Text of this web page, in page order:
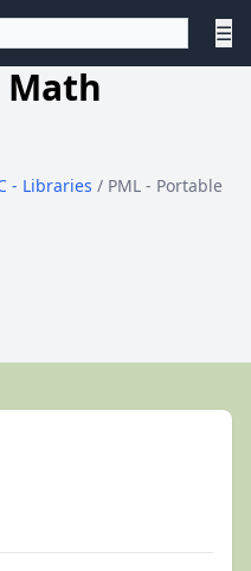
☰
Math
- Libraries / PML - Portable